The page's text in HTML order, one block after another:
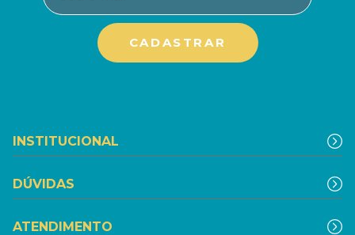
INSTITUCIONAL
DÚVIDAS
ATENDIMENTO